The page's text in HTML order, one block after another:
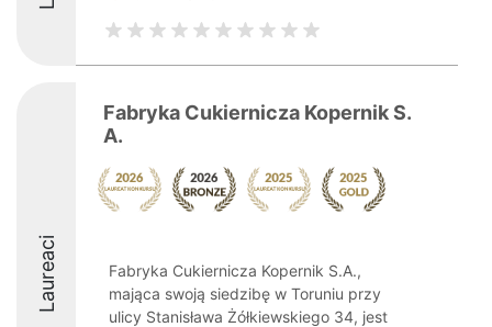
Laureaci
Fabryka Cukiernicza Kopernik S.
A.
Fabryka Cukiernicza Kopernik S.A.,
mająca swoją siedzibę w Toruniu przy
ulicy Stanisława Żółkiewskiego 34, jest